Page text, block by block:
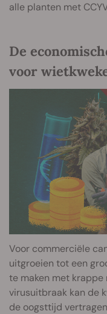
alle planten met
De
voor
Voor commerciële
uitgroeien tot een
te maken met krappe
virusuitbraak kan de
de oogsttijd